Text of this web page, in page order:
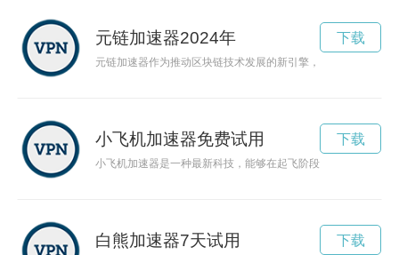
元链加速器2024年
元链加速器作为推动区块链技术发展的新引擎，为创新者提供
下载
小飞机加速器免费试用
小飞机加速器是一种最新科技，能够在起飞阶段帮助飞机加速，
下载
白熊加速器7天试用 下载